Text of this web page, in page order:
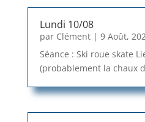
Lundi 10/08
par Clément| 9 Août,
Séance : Ski roue skate
(probablement la chaux